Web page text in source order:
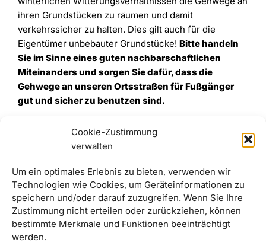
Cookie-Zustimmung
verwalten
Um ein optimales Erlebnis zu bieten, verwenden wir
Technologien wie Cookies, um Geräteinformationen zu
speichern und/oder darauf zuzugreifen. Wenn Sie Ihre
Zustimmung nicht erteilen oder zurückziehen, können
bestimmte Merkmale und Funktionen beeinträchtigt
werden.
ihren Grundstücken zu räumen und damit
verkehrssicher zu halten. Dies gilt auch für die
Eigentümer unbebauter Grundstücke! Bitte handeln
Sie im Sinne eines guten nachbarschaftlichen
Miteinanders und sorgen Sie dafür, dass die
Gehwege an unseren Ortsstraßen für Fußgänger
gut und sicher zu benutzen sind.